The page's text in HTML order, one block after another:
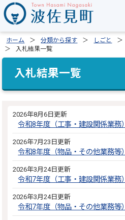
ホーム 分類から探す しごと
入札結果一覧
入札結果一覧
2026年8月6日更新
令和8年度（工事・建設関係業務）
2026年7月23日更新
令和8年度（物品・その他業務等）
2026年3月24日更新
令和7年度（工事・建設関係業務）
2026年3月24日更新
令和7年度（物品・その他業務等）